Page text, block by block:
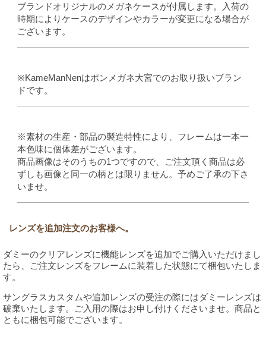
ブランドオリジナルのメガネケースが付属します。入荷の
時期によりケースのデザインやカラーが変更になる場合が
ございます。
※KameManNenはポンメガネ大宮でのお取り扱いブラン
ドです。
※素材の生産・部品の製造特性により、フレームは一本一
本色味に個体差がございます。
商品画像はそのうちの1つですので、ご注文頂く商品は必
ずしも画像と同一の柄とは限りません。予めご了承の下さ
いませ。
レンズを追加注文のお客様へ。
ダミーのクリアレンズに機能レンズを追加でご購入いただけまし
たら、ご注文レンズをフレームに装着した状態にて梱包いたしま
す。
サングラスカスタムや追加レンズの受注の際にはダミーレンズは
破棄いたします。ご入用の際はお申し付けくださいませ。商品と
ともに梱包可能でございます。